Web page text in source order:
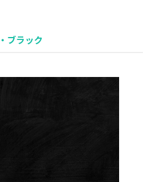
ブラック